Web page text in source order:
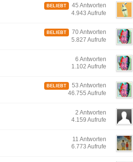
BELIEBT
45 Antworten
4.943 Aufrufe
BELIEBT
70 Antworten
5.827 Aufrufe
6 Antworten
1.102 Aufrufe
BELIEBT
53 Antworten
46.755 Aufrufe
2 Antworten
4.159 Aufrufe
11 Antworten
6.773 Aufrufe